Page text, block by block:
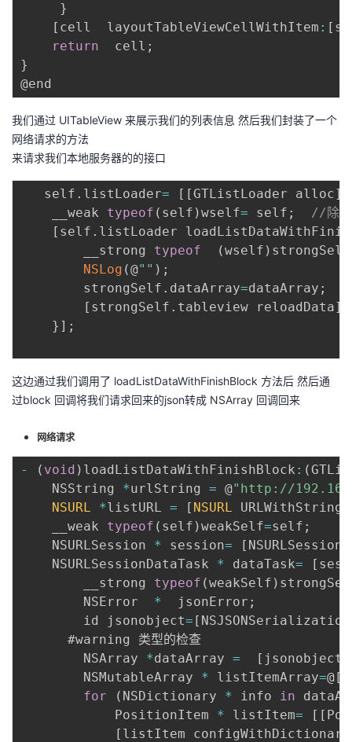
}
[ cell  layoutTableViewCellWithItem : [
return
  cell
;
}
我们通过 UITableView 来展示我们的列表信息 然后我们封装了一个
网络请求的方法
来请求我们本地服务器的的接口
   self
. listLoader= [ [GTListLoader alloc]
    __weak
typeof ( self )wself= self ;
//除
[ self . listLoader
        __strong
typeof (wself ) strongSelf
NSLog (@"" ) ;
        strongSelf
. dataArray=dataArray ;
[ strongSelf . tableview reloadData]
} ] ;
这边通过我们调用了 loadListDataWithFinishBlock 方法后 然后通
过block 回调将我们请求回来的json转成 NSArray 回调回来
网络请求
- ( void ) loadListDataWithFinishBlock : (
    NSString
*urlString = @"http://
NSURL
*listURL = [ NSURL URLWithString
    __weak
typeof ( self )weakSelf=self ;
    NSURLSession
* session= [
    NSURLSessionDataTask
* dataTask= [
        __strong
typeof (weakSelf )
        NSError
*
  jsonError
;
        id jsonobject
= [
      #warning 类型的检查
        NSArray
*dataArray = [ jsonobject
        NSMutableArray
* listItemArray=@[
for
( NSDictionary * info in
            PositionItem
* listItem= [ [
[ listItem configWithDictionary